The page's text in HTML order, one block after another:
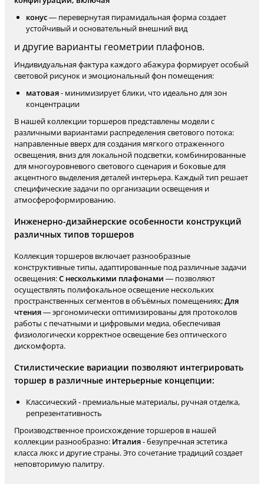
конус— перевернутая пирамидальная форма создает
устойчивый и основательный внешний вид
и другие варианты геометрии плафонов.
Индивидуальная фактура каждого абажура формирует особый
световой рисунок и эмоциональный фон помещения:
матовая- минимизирует блики, что идеально для зон
концентрации
В нашей коллекции торшеров представлены модели с
различными вариантами распределения светового потока:
направленные вверх для создания мягкого отраженного
освещения, вниз для локальной подсветки, комбинированные
для многоуровневого светового сценария и боковые для
акцентного выделения деталей интерьера. Каждый тип решает
специфические задачи по организации освещения и
атмосфероформированию.
Инженерно-дизайнерские особенности конструкций
различных типов торшеров
Коллекция торшеров включает разнообразные
конструктивные типы, адаптированные под различные задачи
освещения:С несколькими плафонами — позволяют
осуществлять полифокальное освещение нескольких
пространственных сегментов в объёмных помещениях;Для
чтения— эргономически оптимизированы для протоколов
работы с печатными и цифровыми медиа, обеспечивая
физиологически корректное освещение без оптического
дискомфорта.
Стилистические вариации позволяют интегрировать
торшер в различные интерьерные концепции:
Классический - премиальные материалы, ручная отделка,
репрезентативность
Производственное происхождение торшеров в нашей
коллекции разнообразно: Италия- безупречная эстетика
класса люкс и другие страны. Это сочетание традиций создает
неповторимую палитру.